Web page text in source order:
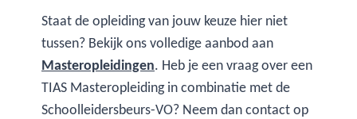
Staat de opleiding van jouw keuze hier niet
tussen? Bekijk ons volledige aanbod aan
Masteropleidingen. Heb je een vraag over een
TIAS Masteropleiding in combinatie met de
Schoolleidersbeurs-VO? Neem dan contact op